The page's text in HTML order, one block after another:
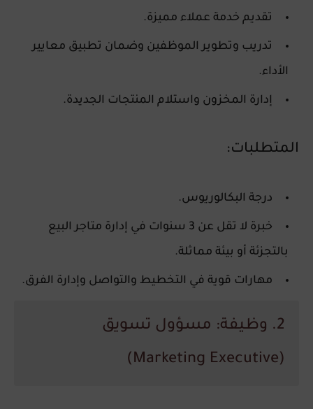
تقديم خدمة عملاء مميزة.
تدريب وتطوير الموظفين وضمان تطبيق معايير
الأداء.
إدارة المخزون واستلام المنتجات الجديدة.
المتطلبات:
درجة البكالوريوس.
خبرة لا تقل عن 3 سنوات في إدارة متاجر البيع
بالتجزئة أو بيئة مماثلة.
مهارات قوية في التخطيط والتواصل وإدارة الفرق.
2. وظيفة: مسؤول تسويق
(Marketing Executive)